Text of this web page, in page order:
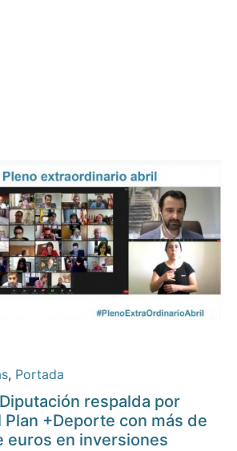
, Portada
respalda por
+Deporte con más de
euros en inversiones